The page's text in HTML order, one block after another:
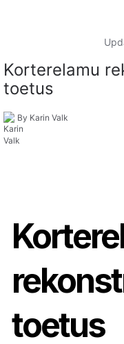
Korterelamu
toetus
By Karin Valk